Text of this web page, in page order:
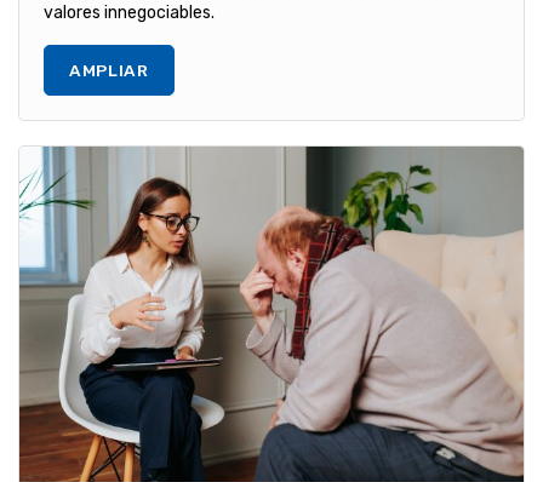
valores innegociables.
AMPLIAR